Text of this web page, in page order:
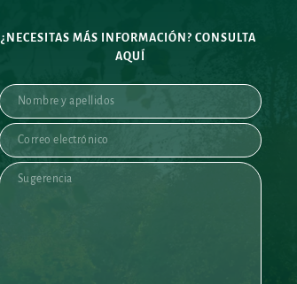
¿NECESITAS MÁS INFORMACIÓN? CONSULTA
AQUÍ